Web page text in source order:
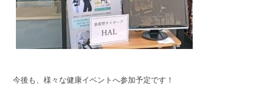
今後も、様々な健康イベントへ参加予定です！